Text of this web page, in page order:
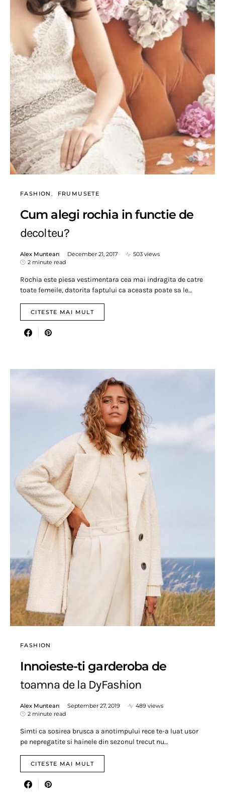
FASHION FRUMUSETE
Cum alegi rochia in functie de
decolteu?
Alex Muntean December 21, 2017
503 views
2 minute read
Rochia este piesa vestimentara cea mai indragita de catre
toate femeile, datorita faptului ca aceasta poate sa le…
CITESTE MAI MULT
FASHION
Innoieste-ti garderoba de
toamna de la DyFashion
Alex Muntean September 27, 2019
489 views
2 minute read
Simti ca sosirea brusca a anotimpului rece te-a luat usor
pe nepregatite si hainele din sezonul trecut nu…
CITESTE MAI MULT